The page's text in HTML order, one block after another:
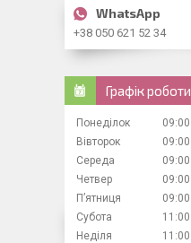
+38 050 621 52 34
Графік роботи
Понеділок 09:00
Вівторок
09:00
Середа
09:00
Четвер
09:00
Пʼятниця
09:00
Субота
11:00
Неділя
11:00